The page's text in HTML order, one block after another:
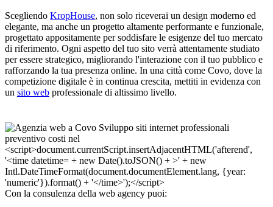
Scegliendo KropHouse, non solo riceverai un design moderno ed
elegante, ma anche un progetto altamente performante e funzionale,
progettato appositamente per soddisfare le esigenze del tuo mercato
di riferimento. Ogni aspetto del tuo sito verrà attentamente studiato
per essere strategico, migliorando l'interazione con il tuo pubblico e
rafforzando la tua presenza online. In una città come Covo, dove la
competizione digitale è in continua crescita, mettiti in evidenza con
un sito web professionale di altissimo livello.
Con la consulenza della web agency puoi: